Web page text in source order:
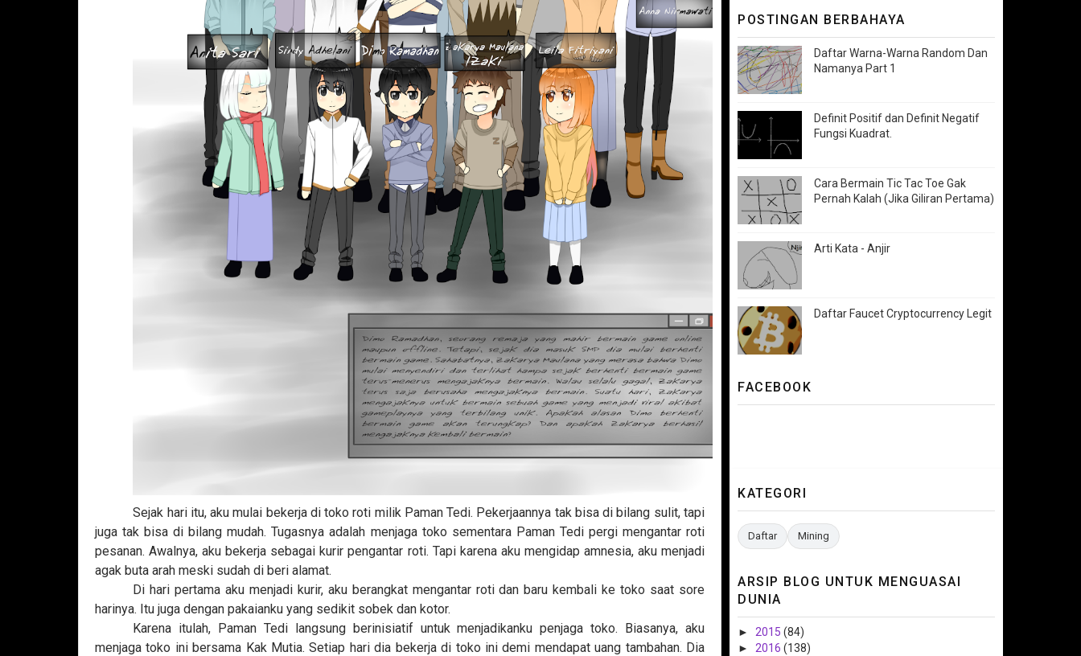
Sejak hari itu, aku mulai bekerja di toko roti milik Paman Tedi. Pekerjaannya tak bisa di bilang sulit, tapi
juga tak bisa di bilang mudah. Tugasnya adalah menjaga toko sementara Paman Tedi pergi mengantar roti
pesanan. Awalnya, aku bekerja sebagai kurir pengantar roti. Tapi karena aku mengidap amnesia, aku menjadi
agak buta arah meski sudah di beri alamat.
Di hari pertama aku menjadi kurir, aku berangkat mengantar roti dan baru kembali ke toko saat sore
harinya. Itu juga dengan pakaianku yang sedikit sobek dan kotor.
Karena itulah, Paman Tedi langsung berinisiatif untuk menjadikanku penjaga toko. Biasanya, aku
menjaga toko ini bersama Kak Mutia. Setiap hari dia bekerja di toko ini demi mendapat uang tambahan. Dia
POSTINGAN BERBAHAYA
Daftar Warna-Warna Random Dan
Namanya Part 1
Definit Positif dan Definit Negatif
Fungsi Kuadrat.
Cara Bermain Tic Tac Toe Gak
Pernah Kalah (Jika Giliran Pertama)
Arti Kata - Anjir
Daftar Faucet Cryptocurrency Legit
FACEBOOK
KATEGORI
Daftar Mining
ARSIP BLOG UNTUK MENGUASAI
DUNIA
► 2015 (84)
► 2016 (138)